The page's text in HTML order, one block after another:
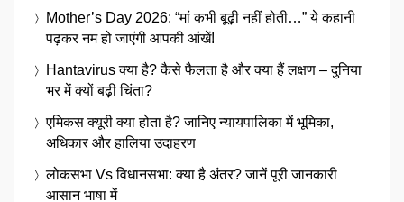
Mother’s Day 2026: “मां कभी बूढ़ी नहीं होती…” ये कहानी
पढ़कर नम हो जाएंगी आपकी आंखें!
Hantavirus क्या है? कैसे फैलता है और क्या हैं लक्षण – दुनिया
भर में क्यों बढ़ी चिंता?
एमिकस क्यूरी क्या होता है? जानिए न्यायपालिका में भूमिका,
अधिकार और हालिया उदाहरण
लोकसभा Vs विधानसभा: क्या है अंतर? जानें पूरी जानकारी
आसान भाषा में